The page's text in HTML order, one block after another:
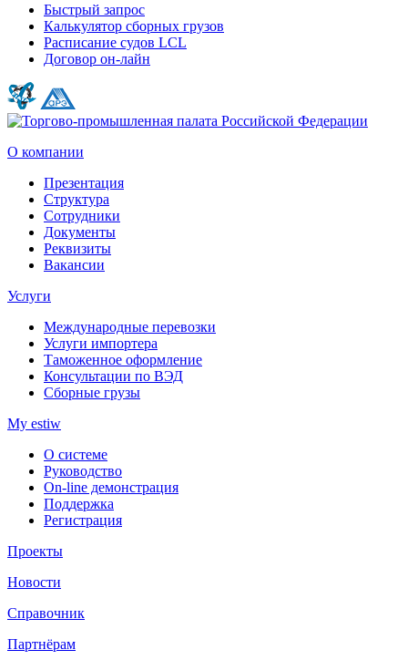
Быстрый запрос
Калькулятор сборных грузов
Расписание судов LCL
Договор он-лайн
О компании
Презентация
Структура
Сотрудники
Документы
Реквизиты
Вакансии
Услуги
Международные перевозки
Услуги импортера
Таможенное оформление
Консультации по ВЭД
Сборные грузы
My estiw
О системе
Руководство
On-line демонстрация
Поддержка
Регистрация
Проекты
Новости
Справочник
Партнёрам